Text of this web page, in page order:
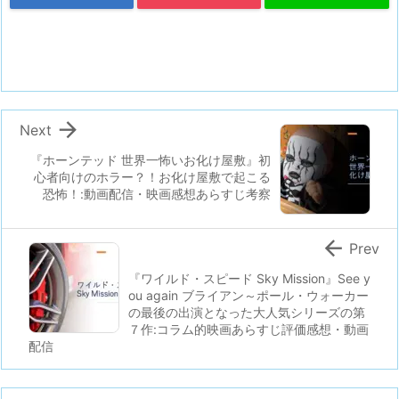
『ホーンテッド 世界一怖いお化け屋敷』初
心者向けのホラー？！お化け屋敷で起こる
恐怖！:動画配信・映画感想あらすじ考察

Next
『ワイルド・スピード Sky Mission』See y
ou again ブライアン～ポール・ウォーカー
の最後の出演となった大人気シリーズの第
７作:コラム的映画あらすじ評価感想・動画
配信
 Prev